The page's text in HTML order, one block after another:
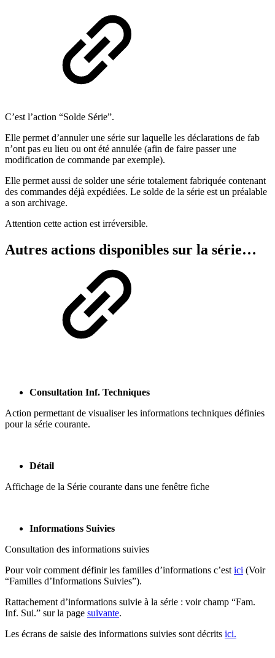
C’est l’action “Solde Série”.
Elle permet d’annuler une série sur laquelle les déclarations de fab
n’ont pas eu lieu ou ont été annulée (afin de faire passer une
modification de commande par exemple).
Elle permet aussi de solder une série totalement fabriquée contenant
des commandes déjà expédiées. Le solde de la série est un préalable
a son archivage.
Attention cette action est irréversible.
Autres actions disponibles sur la série…
Consultation Inf. Techniques
Action permettant de visualiser les informations techniques définies
pour la série courante.
Détail
Affichage de la Série courante dans une fenêtre fiche
Informations Suivies
Consultation des informations suivies
Pour voir comment définir les familles d’informations c’est ici (Voir
“Familles d’Informations Suivies”).
Rattachement d’informations suivie à la série : voir champ “Fam.
Inf. Sui.” sur la page suivante.
Les écrans de saisie des informations suivies sont décrits ici.